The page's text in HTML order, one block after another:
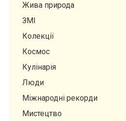
Жива природа
ЗМІ
Колекції
Космос
Кулінарія
Люди
Міжнародні рекорди
Мистецтво